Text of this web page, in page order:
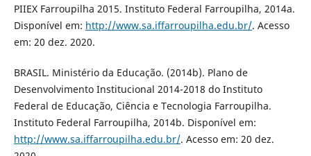
PIIEX Farroupilha 2015. Instituto Federal Farroupilha, 2014a.
Disponível em: http://www.sa.iffarroupilha.edu.br/. Acesso
em: 20 dez. 2020.
BRASIL. Ministério da Educação. (2014b). Plano de
Desenvolvimento Institucional 2014-2018 do Instituto
Federal de Educação, Ciência e Tecnologia Farroupilha.
Instituto Federal Farroupilha, 2014b. Disponível em:
http://www.sa.iffarroupilha.edu.br/. Acesso em: 20 dez.